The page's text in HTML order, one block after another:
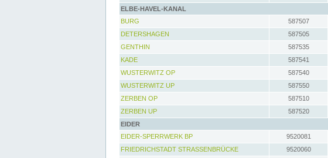
ELBE-HAVEL-KANAL
BURG
587507
DETERSHAGEN
587505
GENTHIN
587535
KADE
587541
WUSTERWITZ OP
587540
WUSTERWITZ UP
587550
ZERBEN OP
587510
ZERBEN UP
587520
EIDER
EIDER-SPERRWERK BP
9520081
FRIEDRICHSTADT STRASSENBRÜCKE
9520060